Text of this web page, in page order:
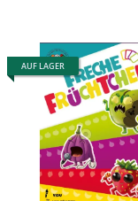
AUF LAGER